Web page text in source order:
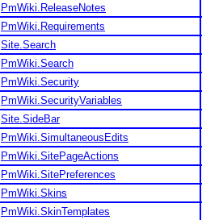
PmWiki.ReleaseNotes
PmWiki.Requirements
Site.Search
PmWiki.Search
PmWiki.Security
PmWiki.SecurityVariables
Site.SideBar
PmWiki.SimultaneousEdits
PmWiki.SitePageActions
PmWiki.SitePreferences
PmWiki.Skins
PmWiki.SkinTemplates